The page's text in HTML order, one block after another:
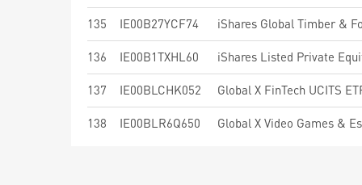
135 IE00B27YCF74 iShares Global Timber &
136 IE00B1TXHL60 iShares Listed Private
137 IE00BLCHK052 Global X FinTech UCITS
138 IE00BLR6Q650 Global X Video Games &